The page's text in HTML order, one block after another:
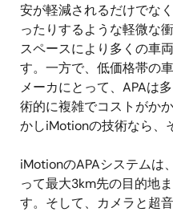
安が軽減されるだけでな
ったりするような軽微な
スペースにより多くの車
す。一方で、低価格帯の
メーカにとって、APAは
術的に複雑でコストがか
かしiMotionの技術なら、
iMotionのAPAシステムは
って最大3km先の目的地
す。そして、カメラと超